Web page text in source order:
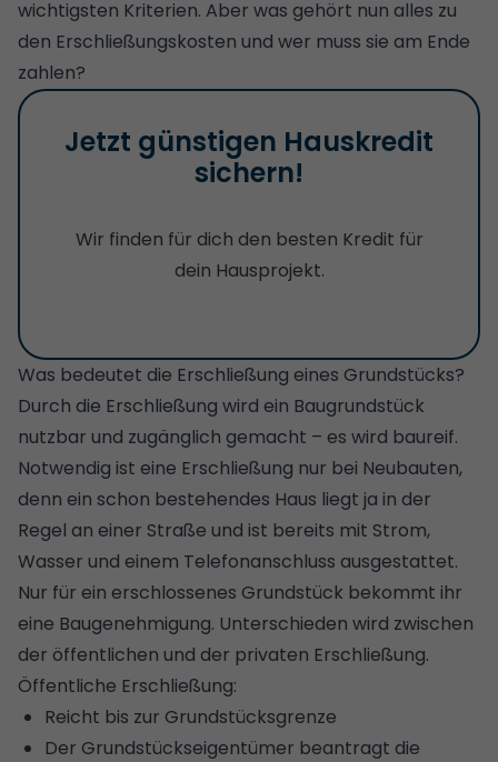
wichtigsten Kriterien. Aber was gehört nun alles zu
den Erschließungskosten und wer muss sie am Ende
zahlen?
Jetzt günstigen Hauskredit
sichern!
Wir finden für dich den besten Kredit für
dein Hausprojekt.
Was bedeutet die Erschließung eines Grundstücks?
Durch die Erschließung wird ein Baugrundstück
nutzbar und zugänglich gemacht – es wird baureif.
Notwendig ist eine Erschließung nur bei Neubauten,
denn ein schon bestehendes Haus liegt ja in der
Regel an einer Straße und ist bereits mit Strom,
Wasser und einem Telefonanschluss ausgestattet.
Nur für ein erschlossenes Grundstück bekommt ihr
eine Baugenehmigung. Unterschieden wird zwischen
der öffentlichen und der privaten Erschließung.
Öffentliche Erschließung:
Reicht bis zur Grundstücksgrenze
Der Grundstückseigentümer beantragt die